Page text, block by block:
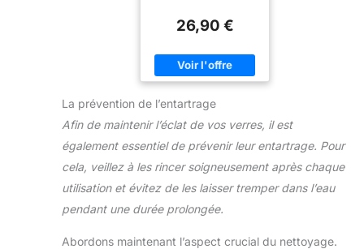
26,90 €
La prévention de l’entartrage
Afin de maintenir l’éclat de vos verres, il est
également essentiel de prévenir leur entartrage. Pour
cela, veillez à les rincer soigneusement après chaque
utilisation et évitez de les laisser tremper dans l’eau
pendant une durée prolongée.
Abordons maintenant l’aspect crucial du nettoyage.